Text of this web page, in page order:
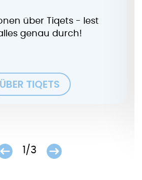
über Tiqets - lest
genau durch!
ÜBER TIQETS
1/3